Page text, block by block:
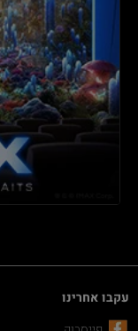
עקבו אחרינו